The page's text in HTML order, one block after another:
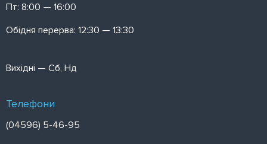
Пт: 8:00 — 16:00
Обідня перерва: 12:30 — 13:30
Вихідні — Сб, Нд
Телефони
(04596) 5-46-95